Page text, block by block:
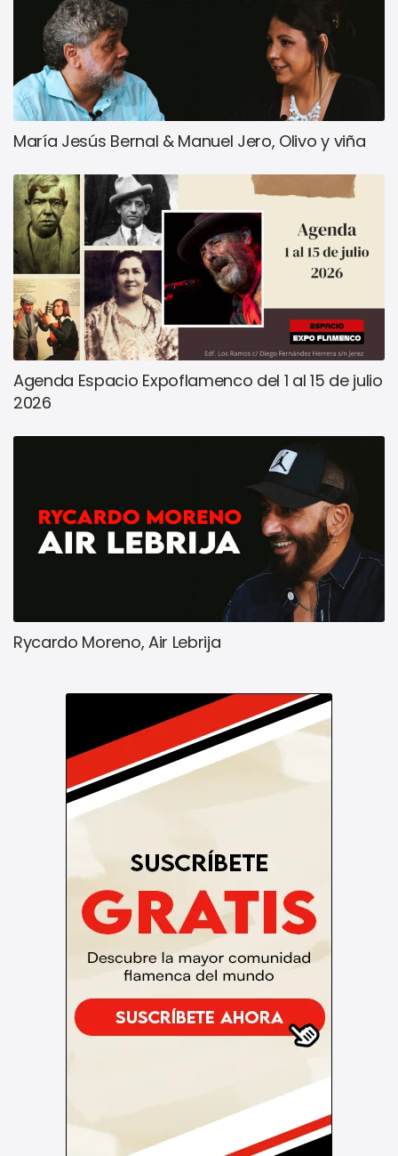
María Jesús Bernal & Manuel Jero, Olivo y viña
Agenda Espacio Expoflamenco del 1 al 15 de julio
2026
Rycardo Moreno, Air Lebrija